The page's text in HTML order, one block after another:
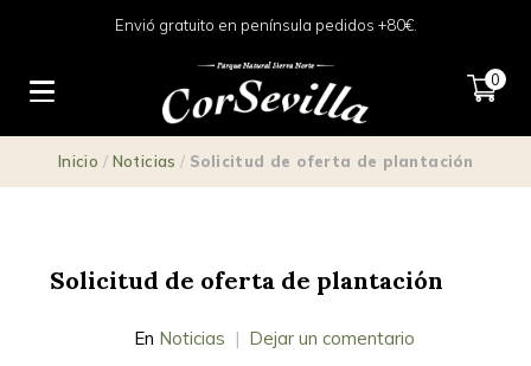
Envió gratuito en península pedidos +80€.
0
Inicio / Noticias / Solicitud de oferta de plantación
Solicitud de oferta de plantación
En Noticias Dejar un comentario